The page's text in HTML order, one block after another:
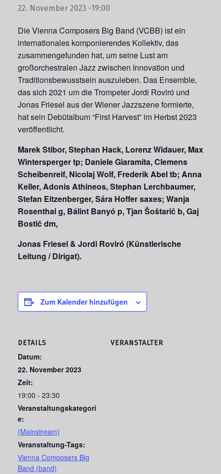
22. November 2023 -19:00
Die Vienna Composers Big Band (VCBB) ist ein
internationales komponierendes Kollektiv, das
zusammengefunden hat, um seine Lust am
großorchestralen Jazz zwischen Innovation und
Traditionsbewusstsein auszuleben. Das Ensemble,
das sich 2021 um die Trompeter Jordi Roviró und
Jonas Friesel aus der Wiener Jazzszene formierte,
hat sein Debütalbum “First Harvest” im Herbst 2023
veröffentlicht.
Marek Stibor, Stephan Hack, Lorenz Widauer, Max
Wintersperger tp; Daniele Giaramita, Clemens
Scheibenreif, Nicolaj Wolf, Frederik Abel tb; Anna
Keller, Adonis Athineos, Stephan Lerchbaumer,
Stefan Eitzenberger, Sára Hoffer saxes; Wanja
Rosenthal g, Bálint Banyó p, Tjan Šoštarič b, Gaj
Bostič dm,
Jonas Friesel & Jordi Roviró (Künstlerische
Leitung / Dirigat).
Zum Kalender hinzufügen
DETAILS
Datum:
22. November 2023
Zeit:
19:00 - 23:30
Veranstaltungskategori
e:
(Mainstream)
Veranstaltung-Tags:
Vienna Composers Big
Band (band)
VERANSTALTER